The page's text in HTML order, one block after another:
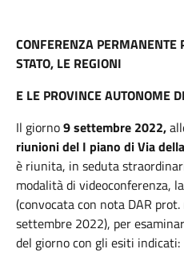
CONFERENZA PERMANENTE
STATO, LE REGIONI
E LE PROVINCE AUTONOME
Il giorno9 settembre 2022,
riunioni del I piano di Via
è riunita, in seduta
modalità di videoconferenza, la
(convocata con nota DAR
settembre 2022), per
del giorno con gli esiti indicati: